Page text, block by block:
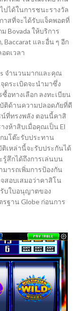
ปได้ในการชนะรางวัล
าสที่จะได้รับแจ็คพอตที่
Bovada ให้บริการ
Baccarat และอื่น ๆ อีก
ดเวลา
จำนวนมากและคุณ
ดระเบิดจะนำมาซึ่ง
อทางเลือก ลงทะเบียน
ติด้านความปลอดภัยที่ดี
ที่ทรงพลัง ตอนนี้คาสิ
งห้าสิบเมื่อคุณเป็น El
กมโต๊ะรับประทาน
เหล่านี้จะรับประกันได้
สึกได้ถึงการเล่นบน
ารถเพิ่มการป้องกัน
สอบเสมอว่าคาสิโน
บใบอนุญาตของ
ฐาน Globe ก่อนการ